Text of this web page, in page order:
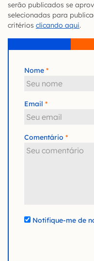
serão publicados se
selecionadas para
critérios clicando aqui.
Nome
Email
Comentário
Notifique-me de